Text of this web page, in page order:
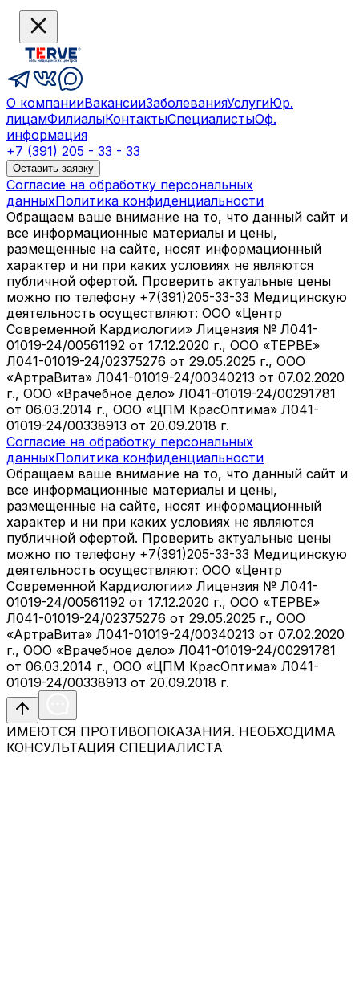
О компанииВакансииЗаболеванияУслугиЮр.
лицамФилиалыКонтактыСпециалистыОф.
информация
+7 (391) 205 - 33 - 33
Оставить заявку
Согласие на обработку персональных
данныхПолитика конфиденциальности
Обращаем ваше внимание на то, что данный сайт и
все информационные материалы и цены,
размещенные на сайте, носят информационный
характер и ни при каких условиях не являются
публичной офертой. Проверить актуальные цены
можно по телефону +7(391)205-33-33 Медицинскую
деятельность осуществляют: ООО «Центр
Современной Кардиологии» Лицензия № Л041-
01019-24/00561192 от 17.12.2020 г., ООО «ТЕРВЕ»
Л041-01019-24/02375276 от 29.05.2025 г., ООО
«АртраВита» Л041-01019-24/00340213 от 07.02.2020
г., ООО «Врачебное дело» Л041-01019-24/00291781
от 06.03.2014 г., ООО «ЦПМ КрасОптима» Л041-
01019-24/00338913 от 20.09.2018 г.
Согласие на обработку персональных
данныхПолитика конфиденциальности
Обращаем ваше внимание на то, что данный сайт и
все информационные материалы и цены,
размещенные на сайте, носят информационный
характер и ни при каких условиях не являются
публичной офертой. Проверить актуальные цены
можно по телефону +7(391)205-33-33 Медицинскую
деятельность осуществляют: ООО «Центр
Современной Кардиологии» Лицензия № Л041-
01019-24/00561192 от 17.12.2020 г., ООО «ТЕРВЕ»
Л041-01019-24/02375276 от 29.05.2025 г., ООО
«АртраВита» Л041-01019-24/00340213 от 07.02.2020
г., ООО «Врачебное дело» Л041-01019-24/00291781
от 06.03.2014 г., ООО «ЦПМ КрасОптима» Л041-
01019-24/00338913 от 20.09.2018 г.
ИМЕЮТСЯ ПРОТИВОПОКАЗАНИЯ. НЕОБХОДИМА
КОНСУЛЬТАЦИЯ СПЕЦИАЛИСТА